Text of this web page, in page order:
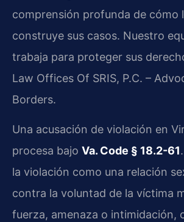
comprensión profunda de cómo
construye sus casos. Nuestro
trabaja para proteger sus
Law Offices Of SRIS, P.C. –
Borders.
Una acusación de violación en
procesa bajo Va. Code § 18.2-61
la violación como una relación
contra la voluntad de la víctima
fuerza, amenaza o intimidación,